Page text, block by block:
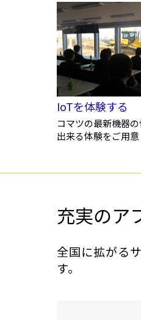
IoTを体験する
コマツの最新機器
出来る体験をご用意
充実のア
全国に拡がる
す。